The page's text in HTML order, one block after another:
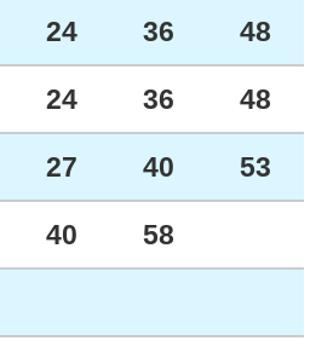
24 36 48
24 36 48
27 40 53
40 58